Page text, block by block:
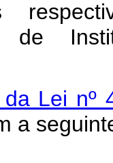
de
Lei nº
a